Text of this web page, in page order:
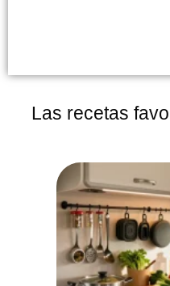
Las recetas